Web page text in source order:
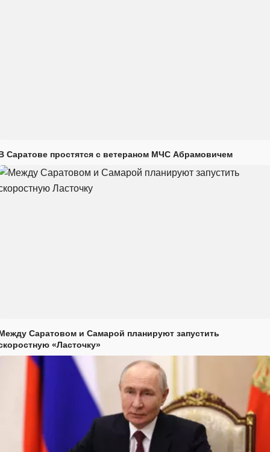
Саратове простятся с ветераном МЧС Абрамовичем
Саратовом и Самарой планируют запустить
«Ласточку»